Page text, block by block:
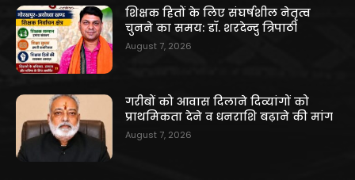
शिक्षक हितों के लिए संघर्षशील नेतृत्व
चुनने का समय: डॉ. शरदेन्दु त्रिपाठी
August 7, 2026
गरीबों को आवास दिलाने दिव्यांगों को
प्राथमिकता देने व धनराशि बढ़ाने की मांग
August 7, 2026